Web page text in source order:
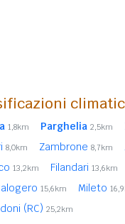
1,8km Parghelia 2,5km
8,0km Zambrone 8,7km
13,2km Filandari 13,6km
15,6km Mileto
(RC) 25,2km